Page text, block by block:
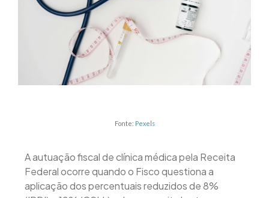
Fonte: Pexels
A autuação fiscal de clínica médica pela Receita
Federal ocorre quando o Fisco questiona a
aplicação dos percentuais reduzidos de 8%